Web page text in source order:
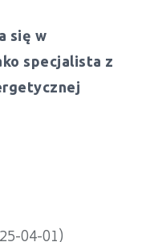
się w
specjalista z